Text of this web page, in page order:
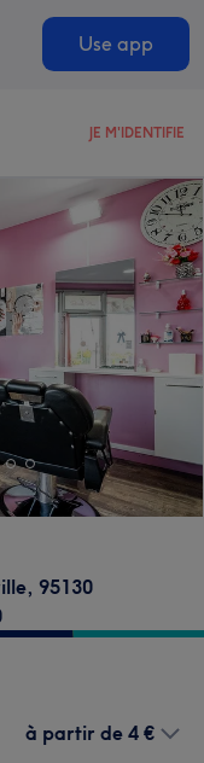
Use app
JE M'IDENTIFIE
, 95130
à partir de 4 €